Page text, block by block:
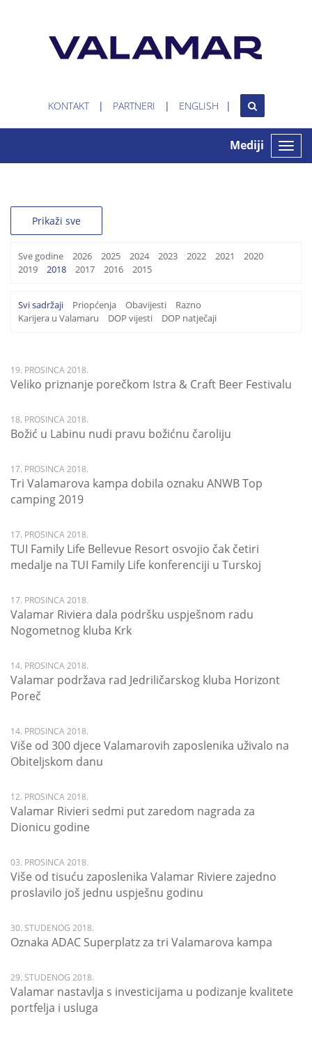
KONTAKT PARTNERI ENGLISH
Toggle
Mediji
Prikaži sve
Sve godine 2026 2025 2024 2023 2022 2021
2020
2019
2018 2017 2016 2015
Svi sadržaji Priopćenja Obavijesti
Razno
Karijera u Valamaru
DOP vijesti DOP natječaji
19. PROSINCA 2018.
Veliko priznanje porečkom Istra & Craft Beer Festivalu
18. PROSINCA 2018.
Božić u Labinu nudi pravu božićnu čaroliju
17. PROSINCA 2018.
Tri Valamarova kampa dobila oznaku ANWB Top
camping 2019
17. PROSINCA 2018.
TUI Family Life Bellevue Resort osvojio čak četiri
medalje na TUI Family Life konferenciji u Turskoj
17. PROSINCA 2018.
Valamar Riviera dala podršku uspješnom radu
Nogometnog kluba Krk
14. PROSINCA 2018.
Valamar podržava rad Jedriličarskog kluba Horizont
Poreč
14. PROSINCA 2018.
Više od 300 djece Valamarovih zaposlenika uživalo na
Obiteljskom danu
12. PROSINCA 2018.
Valamar Rivieri sedmi put zaredom nagrada za
Dionicu godine
03. PROSINCA 2018.
Više od tisuću zaposlenika Valamar Riviere zajedno
proslavilo još jednu uspješnu godinu
30. STUDENOG 2018.
Oznaka ADAC Superplatz za tri Valamarova kampa
29. STUDENOG 2018.
Valamar nastavlja s investicijama u podizanje kvalitete
portfelja i usluga